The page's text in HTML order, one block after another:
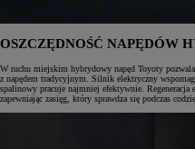
OSZCZĘDNOŚĆ NAPĘDÓW
W ruchu miejskim hybrydowy napęd Toyoty
z napędem tradycyjnym. Silnik elektryczny
spalinowy pracuje najmniej efektywnie. Regeneracja
zapewniając zasięg, który sprawdza się podczas